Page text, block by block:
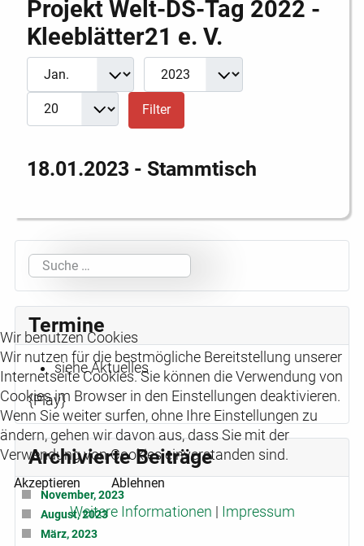
Projekt Welt-DS-Tag 2022 -
Kleeblätter21 e. V.
Filter
Monat Jahr
Filter
18.01.2023 - Stammtisch
Suchen
Termine
siehe Aktuelles
{Play}
Archivierte Beiträge
November, 2023
August, 2023
März, 2023
Wir benutzen Cookies
Wir nutzen für die bestmögliche Bereitstellung unserer
Internetseite Cookies. Sie können die Verwendung von
Cookies im Browser in den Einstellungen deaktivieren.
Wenn Sie weiter surfen, ohne Ihre Einstellungen zu
ändern, gehen wir davon aus, dass Sie mit der
Verwendung von Cookies einverstanden sind.
Akzeptieren Ablehnen
Weitere Informationen | Impressum